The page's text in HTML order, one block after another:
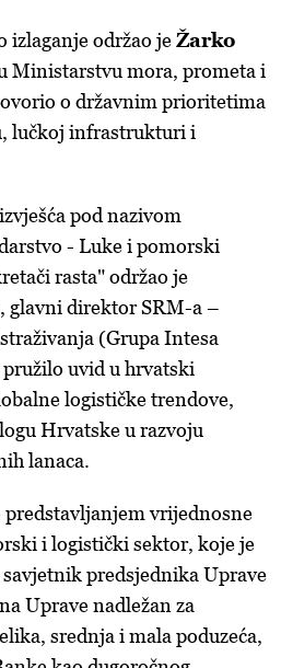
održao jeŽarko
Ministarstvu mora, prometa i
o državnim prioritetima
lučkoj infrastrukturi i
pod nazivom
- Luke i pomorski
rasta" održao je
, glavni direktor SRM-a –
(Grupa Intesa
uvid u hrvatski
logističke trendove,
Hrvatske u razvoju
lanaca.
predstavljanjem vrijednosne
i logistički sektor, koje je
savjetnik predsjednika Uprave
Uprave nadležan za
srednja i mala poduzeća,